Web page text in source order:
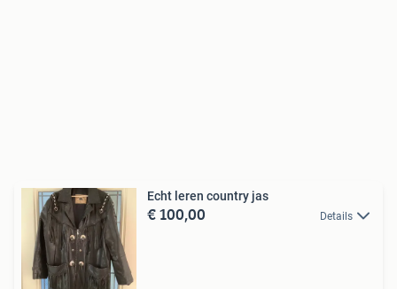
Echt leren country jas
€ 100,00 Details